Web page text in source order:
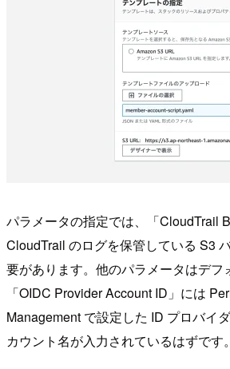
パラメータの指定では、「CloudTrail
CloudTrail のログを保管している S3
要があります。他のパラメータはデフ
「OIDC Provider Account ID」には
Management で設定した ID プロバイ
カウント名が入力されているはずです。